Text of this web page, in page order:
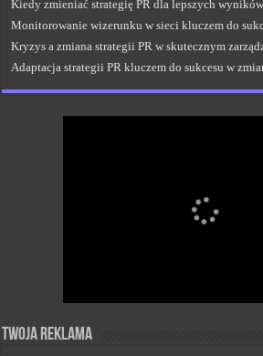
Kiedy zmieniać strategię PR dla lepszych wyników
Monitorowanie wizerunku w sieci kluczem do
Kryzys a zmiana strategii PR w skutecznym
Adaptacja strategii PR kluczem do sukcesu w
Twoja reklama